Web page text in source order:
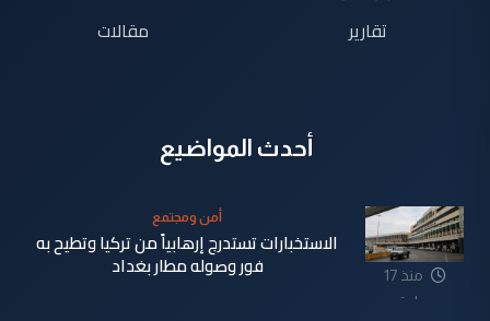
تقارير
مقالات
أحدث المواضيع
منذ 17
ساعة
أمن ومجتمع
الاستخبارات تستدرج إرهابياً من تركيا وتطيح به
فور وصوله مطار بغداد